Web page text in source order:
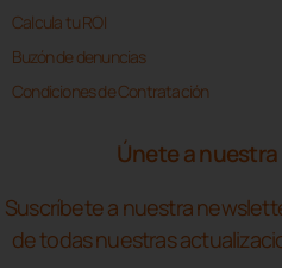
Calcula tu ROI
Buzón de denuncias
Condiciones de Contratación
Únete a
Suscríbete a nuestra
de todas nuestras